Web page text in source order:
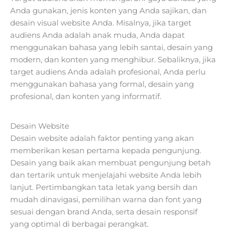
Anda gunakan, jenis konten yang Anda sajikan, dan
desain visual website Anda. Misalnya, jika target
audiens Anda adalah anak muda, Anda dapat
menggunakan bahasa yang lebih santai, desain yang
modern, dan konten yang menghibur. Sebaliknya, jika
target audiens Anda adalah profesional, Anda perlu
menggunakan bahasa yang formal, desain yang
profesional, dan konten yang informatif.
Desain Website
Desain website adalah faktor penting yang akan
memberikan kesan pertama kepada pengunjung.
Desain yang baik akan membuat pengunjung betah
dan tertarik untuk menjelajahi website Anda lebih
lanjut. Pertimbangkan tata letak yang bersih dan
mudah dinavigasi, pemilihan warna dan font yang
sesuai dengan brand Anda, serta desain responsif
yang optimal di berbagai perangkat.